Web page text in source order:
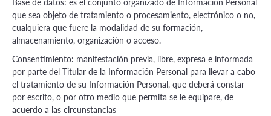
que sea objeto de tratamiento o procesamiento, electrónico o no,
cualquiera que fuere la modalidad de su formación,
almacenamiento, organización o acceso.
Consentimiento: manifestación previa, libre, expresa e informada
por parte del Titular de la Información Personal para llevar a cabo
el tratamiento de su Información Personal, que deberá constar
por escrito, o por otro medio que permita se le equipare, de
acuerdo a las circunstancias